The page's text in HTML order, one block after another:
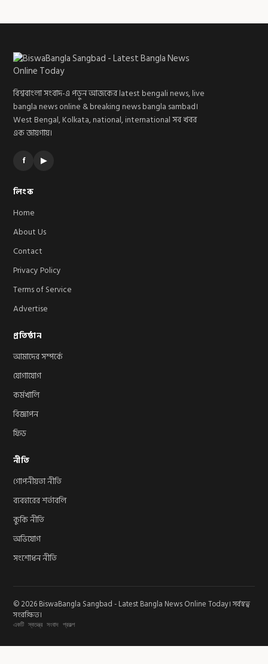
বিশ্ববাংলা সংবাদ-এ পড়ুন আজকের latest bengali news, live
bangla news online & breaking news bangla sambad।
West Bengal, Kolkata, national, international সব খবর
এক জায়গায়।
f ▶
লিংক
Home
About Us
Contact
Privacy Policy
Terms of Service
Advertise
প্রতিষ্ঠান
আমাদের সম্পর্কে
যোগাযোগ
কর্মখালি
বিজ্ঞাপন
ফিড
নীতি
গোপনীয়তা নীতি
ব্যবহারের শর্তাবলি
কুকি নীতি
অভিযোগ
সংশোধন নীতি
© 2026 BiswaBangla Sangbad - Latest Bangla News Online Today। সর্বস্বত্ব
সংরক্ষিত।
একটি স্বতন্ত্র সংবাদ প্রকল্প